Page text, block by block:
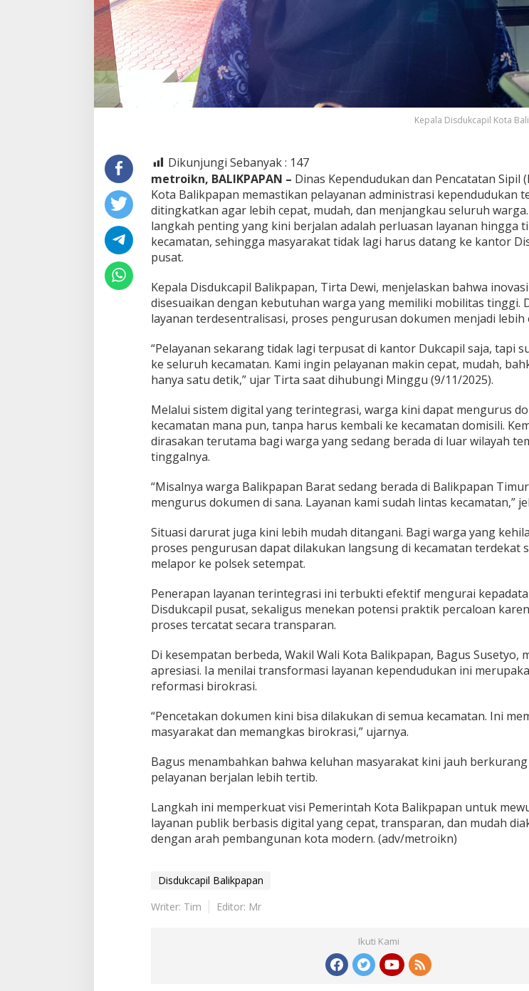
Kepala Disdukcapil Kota
Dikunjungi Sebanyak : 147
metroikn, BALIKPAPAN – Dinas Kependudukan dan Pencatatan Sipil
Kota Balikpapan memastikan pelayanan administrasi kependudukan
ditingkatkan agar lebih cepat, mudah, dan menjangkau seluruh
langkah penting yang kini berjalan adalah perluasan layanan hingga
kecamatan, sehingga masyarakat tidak lagi harus datang ke kantor
pusat.
Kepala Disdukcapil Balikpapan, Tirta Dewi, menjelaskan bahwa
disesuaikan dengan kebutuhan warga yang memiliki mobilitas tinggi.
layanan terdesentralisasi, proses pengurusan dokumen menjadi lebih
“Pelayanan sekarang tidak lagi terpusat di kantor Dukcapil saja, tapi
ke seluruh kecamatan. Kami ingin pelayanan makin cepat, mudah,
hanya satu detik,” ujar Tirta saat dihubungi Minggu (9/11/2025).
Melalui sistem digital yang terintegrasi, warga kini dapat mengurus
kecamatan mana pun, tanpa harus kembali ke kecamatan domisili.
dirasakan terutama bagi warga yang sedang berada di luar wilayah
tinggalnya.
“Misalnya warga Balikpapan Barat sedang berada di Balikpapan
mengurus dokumen di sana. Layanan kami sudah lintas kecamatan,”
Situasi darurat juga kini lebih mudah ditangani. Bagi warga yang
proses pengurusan dapat dilakukan langsung di kecamatan terdekat
melapor ke polsek setempat.
Penerapan layanan terintegrasi ini terbukti efektif mengurai
Disdukcapil pusat, sekaligus menekan potensi praktik percaloan
proses tercatat secara transparan.
Di kesempatan berbeda, Wakil Wali Kota Balikpapan, Bagus Susetyo,
apresiasi. Ia menilai transformasi layanan kependudukan ini
reformasi birokrasi.
“Pencetakan dokumen kini bisa dilakukan di semua kecamatan. Ini
masyarakat dan memangkas birokrasi,” ujarnya.
Bagus menambahkan bahwa keluhan masyarakat kini jauh
pelayanan berjalan lebih tertib.
Langkah ini memperkuat visi Pemerintah Kota Balikpapan untuk
layanan publik berbasis digital yang cepat, transparan, dan mudah
dengan arah pembangunan kota modern. (adv/metroikn)
Disdukcapil Balikpapan
Writer: Tim
Editor: Mr
Ikuti Kami